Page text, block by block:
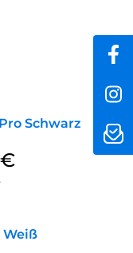
Schwarz
€
Weiß